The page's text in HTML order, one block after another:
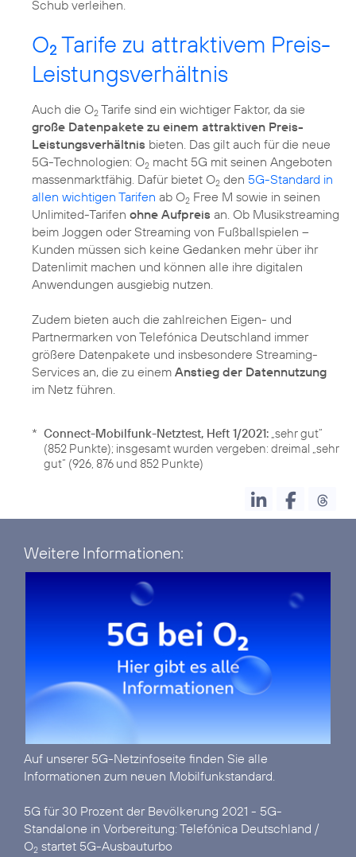
Schub verleihen.
O2 Tarife zu attraktivem Preis-
Leistungsverhältnis
Auch die O2 Tarife sind ein wichtiger Faktor, da sie
große Datenpakete zu einem attraktiven Preis-
Leistungsverhältnis bieten. Das gilt auch für die neue
5G-Technologien: O2 macht 5G mit seinen Angeboten
massenmarktfähig. Dafür bietet O2 den 5G-Standard in
allen wichtigen Tarifen ab O2 Free M sowie in seinen
Unlimited-Tarifen ohne Aufpreis an. Ob Musikstreaming
beim Joggen oder Streaming von Fußballspielen –
Kunden müssen sich keine Gedanken mehr über ihr
Datenlimit machen und können alle ihre digitalen
Anwendungen ausgiebig nutzen.
Zudem bieten auch die zahlreichen Eigen- und
Partnermarken von Telefónica Deutschland immer
größere Datenpakete und insbesondere Streaming-
Services an, die zu einem Anstieg der Datennutzung
im Netz führen.
* Connect-Mobilfunk-Netztest, Heft 1/2021: „sehr gut“
(852 Punkte); insgesamt wurden vergeben: dreimal „sehr
gut“ (926, 876 und 852 Punkte)
Weitere Informationen:
Auf unserer 5G-Netzinfoseite finden Sie alle
Informationen zum neuen Mobilfunkstandard.
5G für 30 Prozent der Bevölkerung 2021 - 5G-
Standalone in Vorbereitung: Telefónica Deutschland /
O2 startet 5G-Ausbauturbo